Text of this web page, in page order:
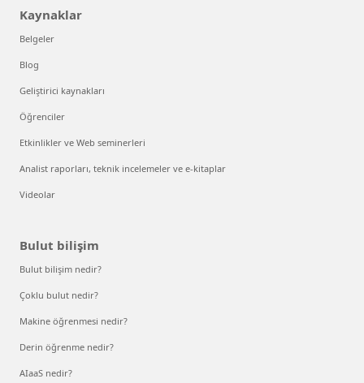
Kaynaklar
Belgeler
Blog
Geliştirici kaynakları
Öğrenciler
Etkinlikler ve Web seminerleri
Analist raporları, teknik incelemeler ve e-kitaplar
Videolar
Bulut bilişim
Bulut bilişim nedir?
Çoklu bulut nedir?
Makine öğrenmesi nedir?
Derin öğrenme nedir?
AIaaS nedir?